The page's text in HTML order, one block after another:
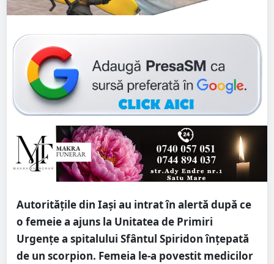
Autoritățile din Iași au intrat în alertă după ce
o femeie a ajuns la Unitatea de Primiri
Urgențe a spitalului Sfântul Spiridon înțepată
de un scorpion. Femeia le-a povestit medicilor